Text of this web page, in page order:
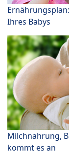
Ihres Babys
Milchnahrung,
kommt es an